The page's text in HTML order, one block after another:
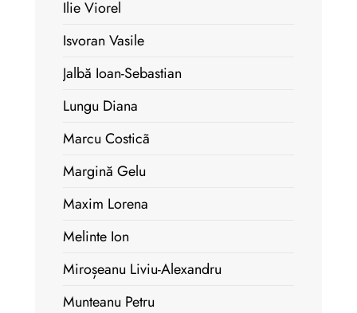
Ilie Viorel
Isvoran Vasile
Jalbă Ioan-Sebastian
Lungu Diana
Marcu Costicã
Margină Gelu
Maxim Lorena
Melinte Ion
Miroșeanu Liviu-Alexandru
Munteanu Petru